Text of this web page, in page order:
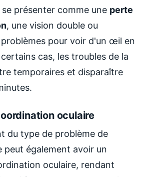
présenter comme une perte
, une vision double ou
problèmes pour voir d'un œil en
cas, les troubles de la
temporaires et disparaître
oculaire
du type de problème de
peut également avoir un
oculaire, rendant